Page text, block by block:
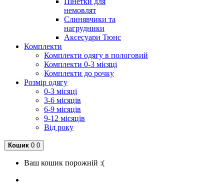
немовлят
Слинявчики та
нагрудники
Аксесуари Тюнс
Комплекти
Комплекти одягу в пологовий
Комплекти 0-3 місяці
Комплекти до рочку
Розмір одягу
0-3 місяці
3-6 місяців
6-9 місяців
9-12 місяців
Від року
Кошик 0 0
Ваш кошик порожній :(